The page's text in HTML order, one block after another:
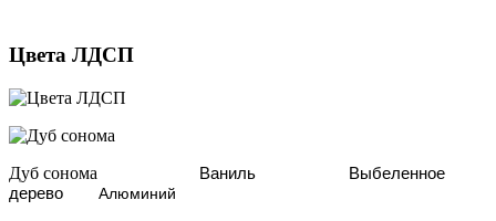
Цвета ЛДСП
Дуб сонома Ваниль Выбеленное
дерево Алюминий